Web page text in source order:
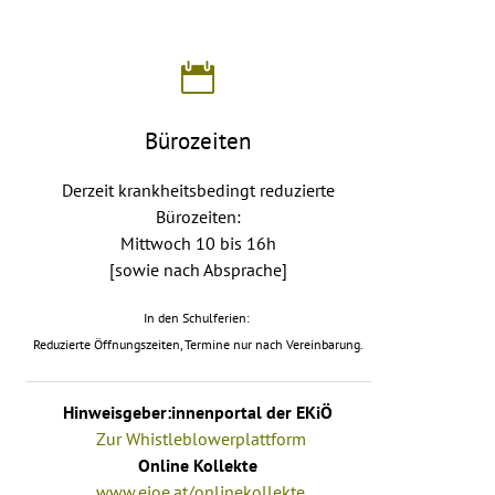
Bürozeiten
Derzeit krankheitsbedingt reduzierte
Bürozeiten:
Mittwoch 10 bis 16h
[sowie nach Absprache]
In den Schulferien:
Reduzierte Öffnungszeiten, Termine nur nach Vereinbarung.
Hinweisgeber:innenportal der EKiÖ
Zur Whistleblowerplattform
Online Kollekte